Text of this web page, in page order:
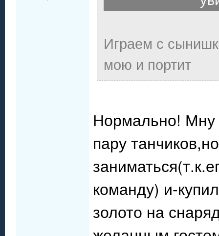
Играем с
мою и портит
Нормально! Мну
пару
команду) и-
золото на